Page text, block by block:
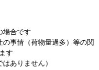
場合です
事情（荷物量過多）等の関
す
ありません）